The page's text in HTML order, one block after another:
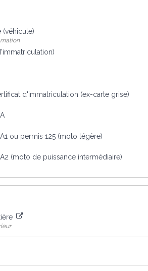
(véhicule)
d'immatriculation (ex-carte grise)
ou permis 125 (moto légère)
(moto de puissance intermédiaire)